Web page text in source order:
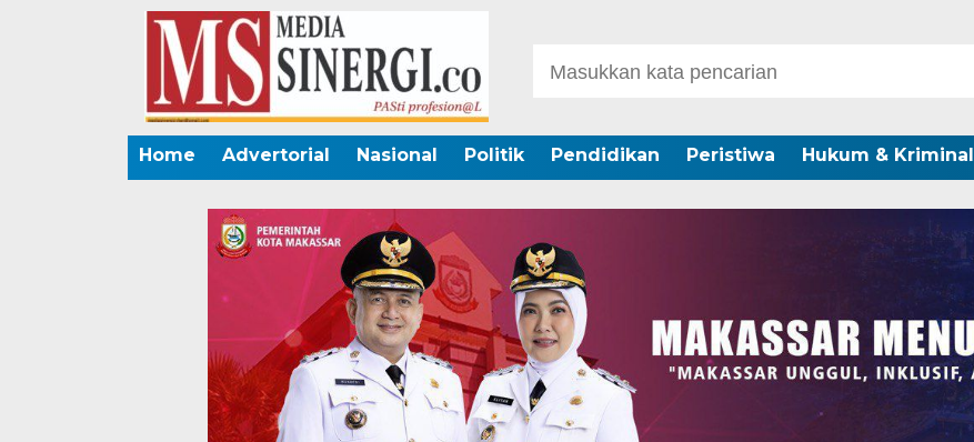
Home Advertorial Nasional Politik Pendidikan Peristiwa Hukum & Kriminal